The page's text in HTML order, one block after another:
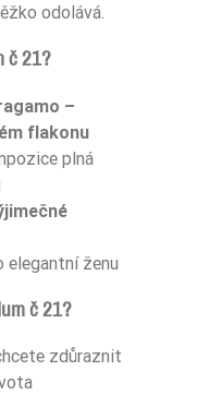
odolává.
č 21?
–
flakonu
plná
elegantní ženu
č 21?
zdůraznit